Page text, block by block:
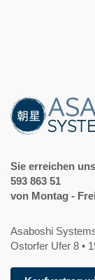
Sie erreichen
593 863 51
von Montag -
Asaboshi
Ostorfer Ufer 8 •